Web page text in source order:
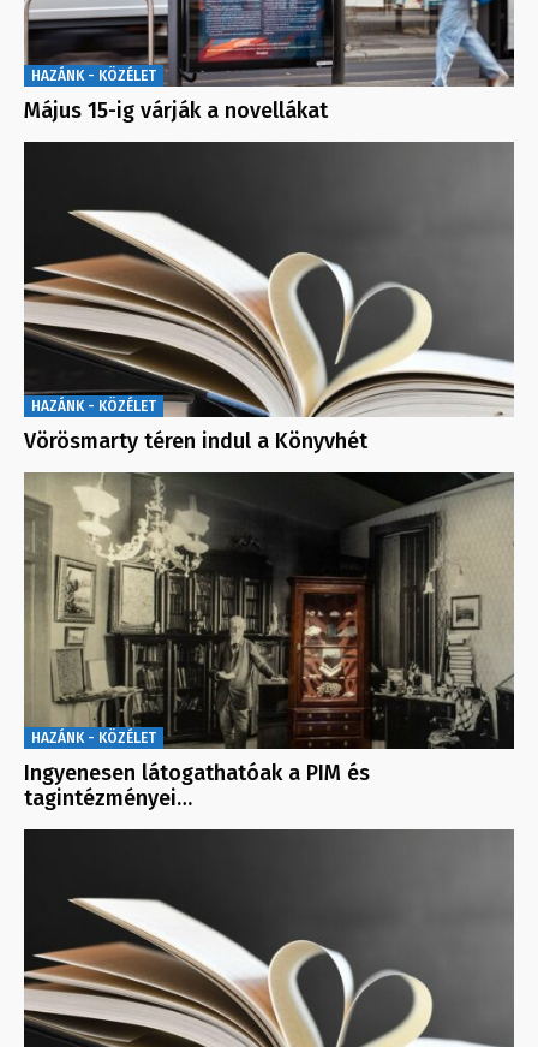
HAZÁNK - KÖZÉLET
Május 15-ig várják a novellákat
HAZÁNK - KÖZÉLET
Vörösmarty téren indul a Könyvhét
HAZÁNK - KÖZÉLET
Ingyenesen látogathatóak a PIM és
tagintézményei…